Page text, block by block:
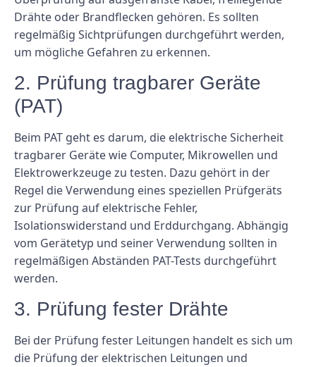
Drähte oder Brandflecken gehören. Es sollten
regelmäßig Sichtprüfungen durchgeführt werden,
um mögliche Gefahren zu erkennen.
2. Prüfung tragbarer Geräte
(PAT)
Beim PAT geht es darum, die elektrische Sicherheit
tragbarer Geräte wie Computer, Mikrowellen und
Elektrowerkzeuge zu testen. Dazu gehört in der
Regel die Verwendung eines speziellen Prüfgeräts
zur Prüfung auf elektrische Fehler,
Isolationswiderstand und Erddurchgang. Abhängig
vom Gerätetyp und seiner Verwendung sollten in
regelmäßigen Abständen PAT-Tests durchgeführt
werden.
3. Prüfung fester Drähte
Bei der Prüfung fester Leitungen handelt es sich um
die Prüfung der elektrischen Leitungen und